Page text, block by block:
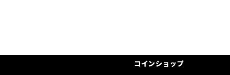
コインショップ